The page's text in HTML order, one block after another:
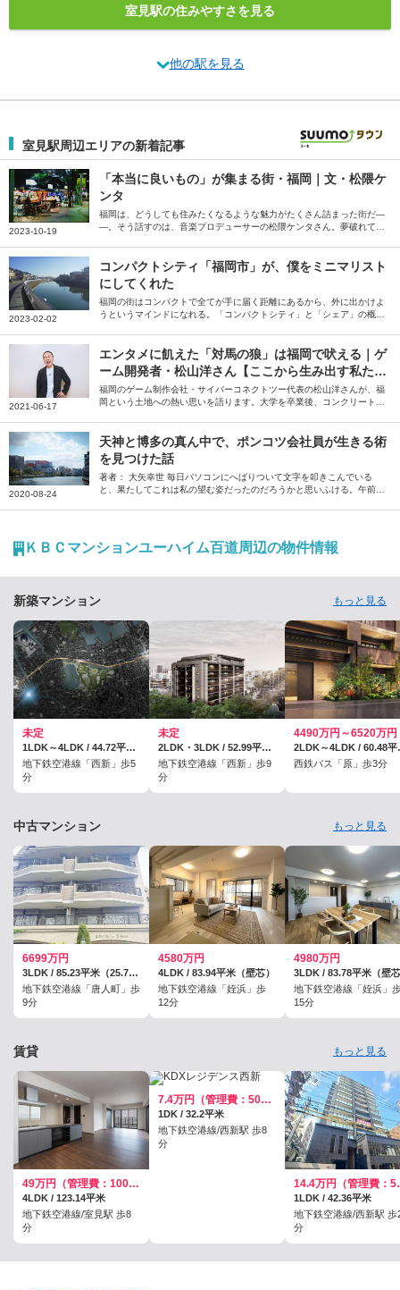
室見駅の住みやすさを見る
他の駅を見る
室見駅周辺エリアの新着記事
2023-10-19
「本当に良いもの」が集まる街・福岡｜文・松隈ケ
ンタ
福岡は、どうしても住みたくなるような魅力がたくさん詰まった街だ―
―。そう話すのは、音楽プロデューサーの松隈ケンタさん。夢破れて帰
した。
2023-02-02
コンパクトシティ「福岡市」が、僕をミニマリスト
にしてくれた
福岡の街はコンパクトで全てが手に届く距離にあるから、外に出かけよ
うというマインドになれる。「コンパクトシティ」と「シェア」の概念
岡県福岡市の魅力を、たっぷりと語っていただきました。
2021-06-17
エンタメに飢えた「対馬の狼」は福岡で吠える｜ゲ
ーム開発者・松山洋さん【ここから生み出す私た
ち】
福岡のゲーム制作会社・サイバーコネクトツー代表の松山洋さんが、福
岡という土地への熱い思いを語ります。大学を卒業後、コンクリート業
って、福岡の魅力とは何か。自身のエンタメに対する原体験から、福岡
を拠点にする意味合いまでを、福岡人ならではの視点で語ります。ま
た、小・中学生時代を送った長崎・対馬の思い出も振り返ります。
2020-08-24
天神と博多の真ん中で、ポンコツ会社員が生きる術
を見つけた話
著者： 大矢幸世 毎日パソコンにへばりついて文字を叩きこんでいる
と、果たしてこれは私の望む姿だったのだろうかと思いふける。午前2
た。タイムラインを少しさかのぼると、馴染みの飲み屋の投稿がある。
「まだお客様は全然戻らず暇な日が続いていますが、コロナウイルスの
営業します」──。 ◇ ◇ ◇私が一人飲みを覚えたのは、学生時代から
ＫＢＣマンションユーハイム百道周辺の物件情報
新築マンション もっと見る
未定
1LDK～4LDK / 44.72平米～125.32平米
地下鉄空港線「西新」歩5
分
未定
2LDK・3LDK / 52.99平米～110.56平米、（防災備蓄倉庫面積0.68平米～0.89平米含む）
地下鉄空港線「西新」歩9
分
4490万円～6520万円
西鉄バス「原」歩3分
中古マンション もっと見る
6699万円
3LDK / 85.23平米（25.78坪）（壁芯）
地下鉄空港線「唐人町」歩
9分
4580万円
4LDK / 83.94平米（壁芯）
地下鉄空港線「姪浜」歩
12分
4980万円
3LDK / 83.78平米（壁
地下鉄空港線「姪浜」
15分
賃貸 もっと見る
49万円（管理費：10000円）
4LDK / 123.14平米
地下鉄空港線/室見駅 歩8
分
7.4万円（管理費：5000円）
1DK / 32.2平米
地下鉄空港線/西新駅 歩8
分
14.4
1LDK / 42.36平米
地下鉄空港線/西新駅 歩
分